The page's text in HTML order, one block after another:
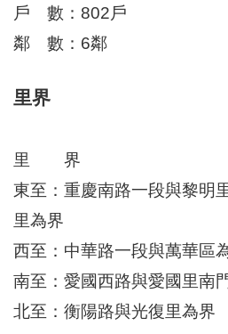
北
區
里
北
市
鄰
長
名
冊
戶 數：802戶
鄰 數：6鄰
里界
里 界
東至：重慶南路一段與黎明
里為界
西至：中華路一段與萬華區
南至：愛國西路與愛國里南
北至：衡陽路與光復里為界